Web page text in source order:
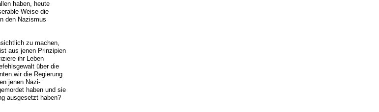
haben, heute
Weise die
den Nazismus
zu machen,
aus jenen Prinzipien
ihr Leben
über die
wir die Regierung
jenen Nazi-
haben und sie
ausgesetzt haben?